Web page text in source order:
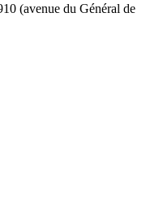
(avenue du Général de